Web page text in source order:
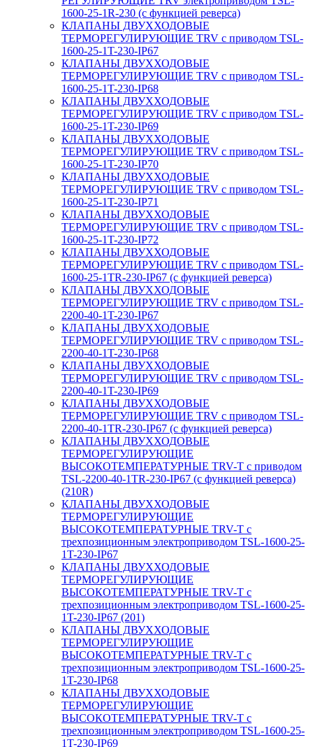
1600-25-1R-230 (с функцией реверса)
КЛАПАНЫ ДВУХХОДОВЫЕ
ТЕРМОРЕГУЛИРУЮЩИЕ TRV с приводом TSL-
1600-25-1T-230-IP67
КЛАПАНЫ ДВУХХОДОВЫЕ
ТЕРМОРЕГУЛИРУЮЩИЕ TRV с приводом TSL-
1600-25-1T-230-IP68
КЛАПАНЫ ДВУХХОДОВЫЕ
ТЕРМОРЕГУЛИРУЮЩИЕ TRV с приводом TSL-
1600-25-1T-230-IP69
КЛАПАНЫ ДВУХХОДОВЫЕ
ТЕРМОРЕГУЛИРУЮЩИЕ TRV с приводом TSL-
1600-25-1T-230-IP70
КЛАПАНЫ ДВУХХОДОВЫЕ
ТЕРМОРЕГУЛИРУЮЩИЕ TRV с приводом TSL-
1600-25-1T-230-IP71
КЛАПАНЫ ДВУХХОДОВЫЕ
ТЕРМОРЕГУЛИРУЮЩИЕ TRV с приводом TSL-
1600-25-1T-230-IP72
КЛАПАНЫ ДВУХХОДОВЫЕ
ТЕРМОРЕГУЛИРУЮЩИЕ TRV с приводом TSL-
1600-25-1TR-230-IP67 (с функцией реверса)
КЛАПАНЫ ДВУХХОДОВЫЕ
ТЕРМОРЕГУЛИРУЮЩИЕ TRV с приводом TSL-
2200-40-1T-230-IP67
КЛАПАНЫ ДВУХХОДОВЫЕ
ТЕРМОРЕГУЛИРУЮЩИЕ TRV с приводом TSL-
2200-40-1T-230-IP68
КЛАПАНЫ ДВУХХОДОВЫЕ
ТЕРМОРЕГУЛИРУЮЩИЕ TRV с приводом TSL-
2200-40-1T-230-IP69
КЛАПАНЫ ДВУХХОДОВЫЕ
ТЕРМОРЕГУЛИРУЮЩИЕ TRV с приводом TSL-
2200-40-1TR-230-IP67 (с функцией реверса)
КЛАПАНЫ ДВУХХОДОВЫЕ
ТЕРМОРЕГУЛИРУЮЩИЕ
ВЫСОКОТЕМПЕРАТУРНЫЕ TRV-T с приводом
TSL-2200-40-1TR-230-IP67 (с функцией реверса)
(210R)
КЛАПАНЫ ДВУХХОДОВЫЕ
ТЕРМОРЕГУЛИРУЮЩИЕ
ВЫСОКОТЕМПЕРАТУРНЫЕ TRV-T с
трехпозиционным электроприводом TSL-1600-25-
1T-230-IP67
КЛАПАНЫ ДВУХХОДОВЫЕ
ТЕРМОРЕГУЛИРУЮЩИЕ
ВЫСОКОТЕМПЕРАТУРНЫЕ TRV-T с
трехпозиционным электроприводом TSL-1600-25-
1T-230-IP67 (201)
КЛАПАНЫ ДВУХХОДОВЫЕ
ТЕРМОРЕГУЛИРУЮЩИЕ
ВЫСОКОТЕМПЕРАТУРНЫЕ TRV-T с
трехпозиционным электроприводом TSL-1600-25-
1T-230-IP68
КЛАПАНЫ ДВУХХОДОВЫЕ
ТЕРМОРЕГУЛИРУЮЩИЕ
ВЫСОКОТЕМПЕРАТУРНЫЕ TRV-T с
трехпозиционным электроприводом TSL-1600-25-
1T-230-IP69